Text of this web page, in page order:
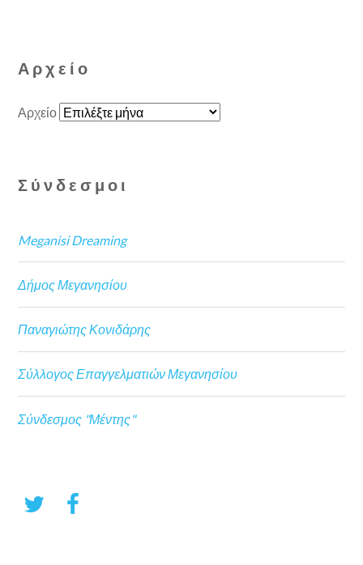
Αρχείο
Αρχείο
Σύνδεσμοι
Meganisi Dreaming
Δήμος Μεγανησίου
Παναγιώτης Κονιδάρης
Σύλλογος Επαγγελματιών Μεγανησίου
Σύνδεσμος "Μέντης"